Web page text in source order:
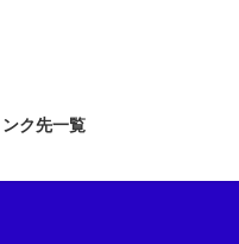
ンク先一覧